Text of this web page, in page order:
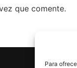
Para
que comente.